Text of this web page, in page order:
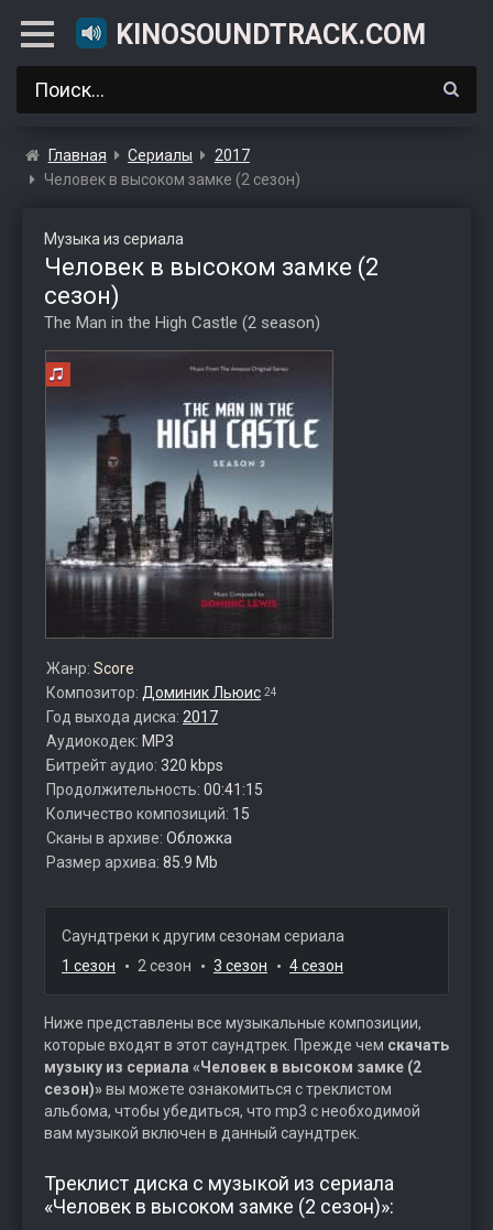
KINOSOUNDTRACK.COM
Главная Сериалы
2017
Человек в высоком замке (2 сезон)
Музыка из сериала
Человек в высоком замке (2
сезон)
The Man in the High Castle (2 season)
Жанр: Score
Композитор: Доминик Льюис 24
Год выхода диска: 2017
Аудиокодек: MP3
Битрейт аудио: 320 kbps
Продолжительность: 00:41:15
Количество композиций: 15
Сканы в архиве: Обложка
Размер архива: 85.9 Mb
Саундтреки к другим сезонам сериала
1 сезон
2 сезон 3 сезон 4 сезон
Ниже представлены все музыкальные композиции,
которые входят в этот саундтрек. Прежде чем скачать
музыку из сериала «Человек в высоком замке (2
сезон)»вы можете ознакомиться с треклистом
альбома, чтобы убедиться, что mp3 с необходимой
вам музыкой включен в данный саундтрек.
Треклист диска с музыкой из сериала
«Человек в высоком замке (2 сезон)»: